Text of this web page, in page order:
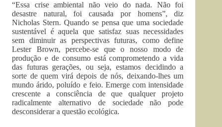
“Essa crise ambiental não veio do nada. Não foi
desastre natural, foi causada por homens”, diz
Nicholas Stern. Quando se pensa que uma sociedade
sustentável é aquela que satisfaz suas necessidades
sem diminuir as perspectivas futuras, como define
Lester Brown, percebe-se que o nosso modo de
produção e de consumo está comprometendo a vida
das futuras gerações, ou seja, estamos decidindo a
sorte de quem virá depois de nós, deixando-lhes um
mundo árido, poluído e feio. Emerge com intensidade
crescente a consciência de que qualquer projeto
radicalmente alternativo de sociedade não pode
desconsiderar a questão ecológica.